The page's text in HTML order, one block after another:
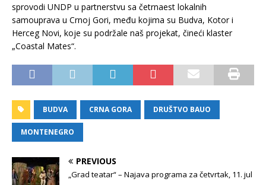
sprovodi UNDP u partnerstvu sa četrnaest lokalnih
samouprava u Crnoj Gori, među kojima su Budva, Kotor i
Herceg Novi, koje su podržale naš projekat, čineći klaster
„Coastal Mates“.
BUDVA CRNA GORA DRUŠTVO BAUO
MONTENEGRO
PREVIOUS
„Grad teatar“ – Najava programa za četvrtak, 11. jul